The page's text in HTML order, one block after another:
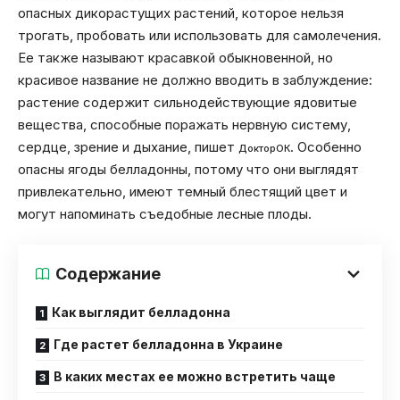
опасных дикорастущих растений, которое нельзя
трогать, пробовать или использовать для самолечения.
Ее также называют красавкой обыкновенной, но
красивое название не должно вводить в заблуждение:
растение содержит сильнодействующие ядовитые
вещества, способные поражать нервную систему,
сердце, зрение и дыхание, пишет ДокторОК. Особенно
опасны ягоды белладонны, потому что они выглядят
привлекательно, имеют темный блестящий цвет и
могут напоминать съедобные лесные плоды.
Содержание
Как выглядит белладонна
Где растет белладонна в Украине
В каких местах ее можно встретить чаще